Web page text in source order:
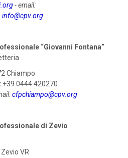
- email:
info@cpv.org
“Giovanni Fontana”
Chiampo
+39 0444 420270
cfpchiampo@cpv.org
di Zevio
VR